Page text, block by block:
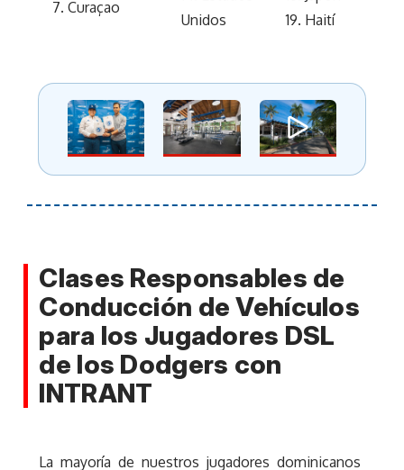
7. Curaçao
Unidos
19. Haití
Clases Responsables de
Conducción de Vehículos
para los Jugadores DSL
de los Dodgers con
INTRANT
La mayoría de nuestros jugadores dominicanos